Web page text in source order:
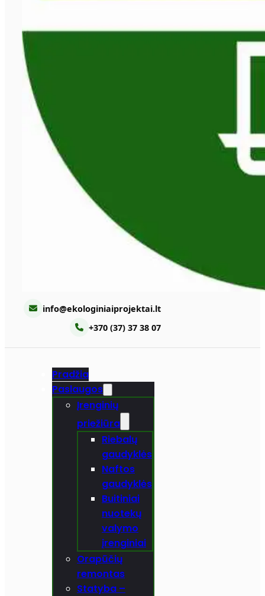
info@ekologiniaiprojektai.lt
+370 (37) 37 38 07
Pradžia
Paslaugos
Įrenginių
priežiūra
Riebalų
gaudyklės
Naftos
gaudyklės
Buitiniai
nuotekų
valymo
įrenginiai
Orapūčių
remontas
Statyba –